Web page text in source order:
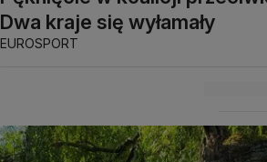
Dwa kraje się wyłamały
EUROSPORT